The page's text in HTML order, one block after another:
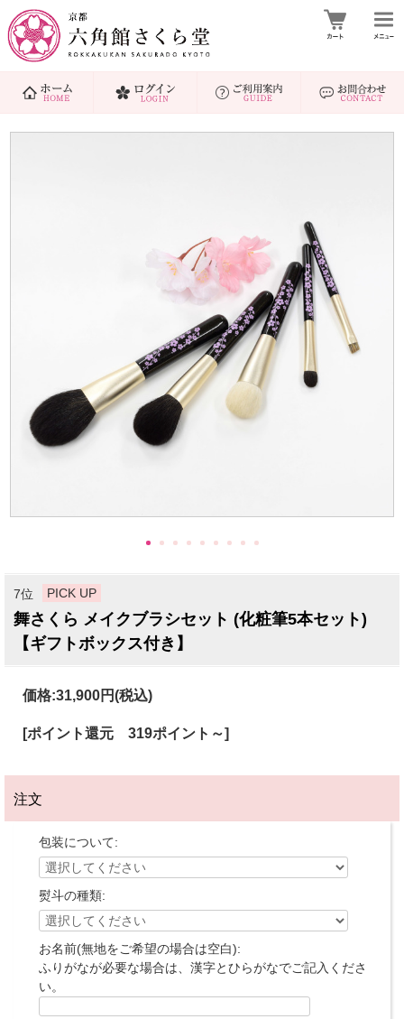
7位 PICK UP
舞さくら メイクブラシセット (化粧筆5本セット)
【ギフトボックス付き】
価格:31,900円(税込)
[ポイント還元 319ポイント～]
注文
包装について:
熨斗の種類:
お名前(無地をご希望の場合は空白):
ふりがなが必要な場合は、漢字とひらがなでご記入くださ
い。